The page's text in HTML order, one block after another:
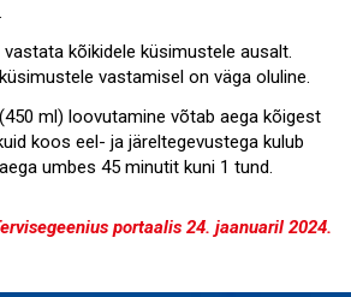
kõikidele küsimustele ausalt.
vastamisel on väga oluline.
ml) loovutamine võtab aega kõigest
koos eel- ja järeltegevustega kulub
umbes 45 minutit kuni 1 tund.
portaalis 24. jaanuaril 2024.